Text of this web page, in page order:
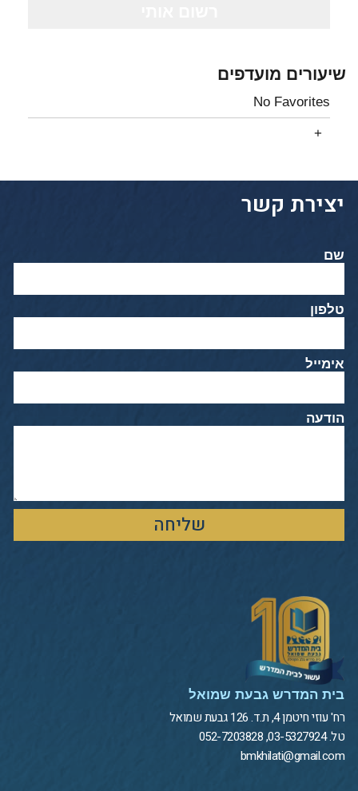
שיעורים מועדפים
No Favorites
יצירת קשר
שם
טלפון
אימייל
הודעה
שליחה
בית המדרש גבעת שמואל
רח' עוזי חיטמן 4, ת.ד. 126 גבעת שמואל
טל. 03-5327924, 052-7203828
bmkhilati@gmail.com